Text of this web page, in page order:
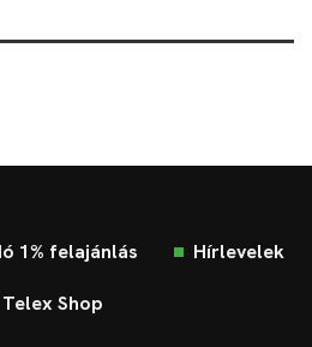
1% felajánlás Hírlevelek
Telex Shop